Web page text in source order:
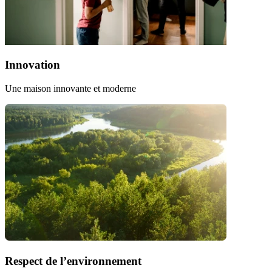
Innovation
Une maison innovante et moderne
Respect de l’environnement